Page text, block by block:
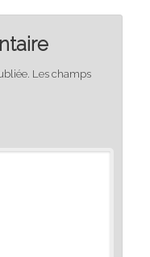
Les champs